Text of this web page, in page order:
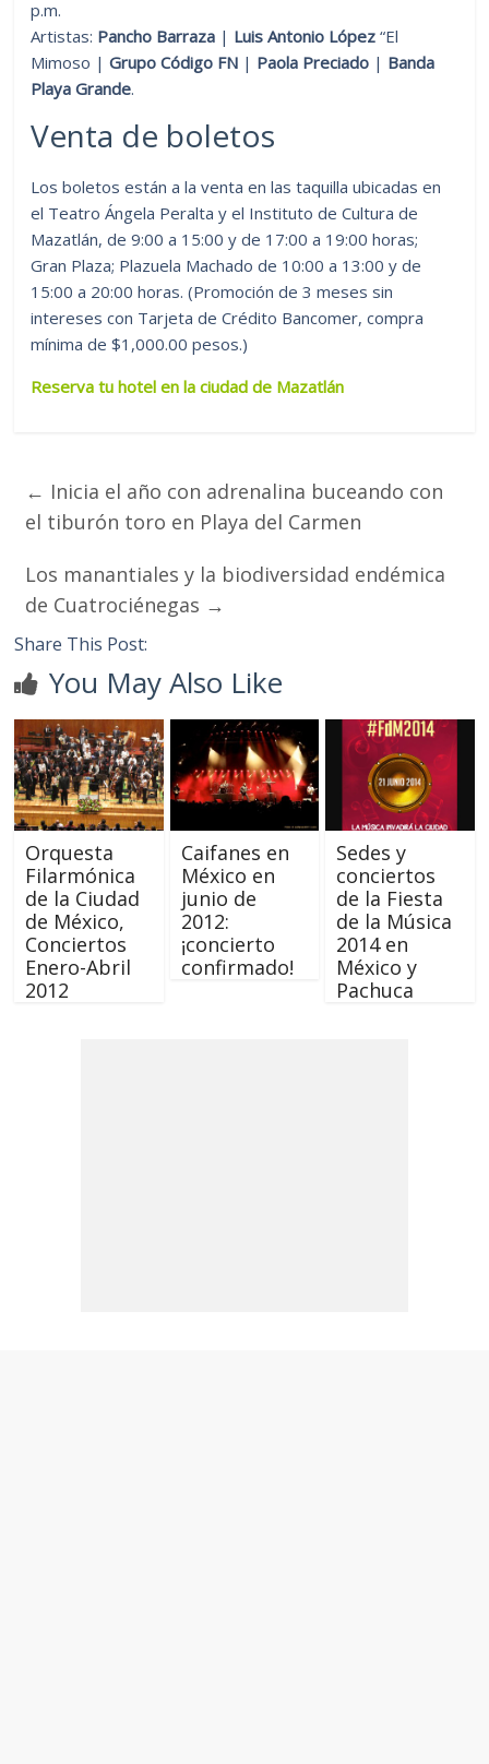
p.m.
Artistas: Pancho Barraza | Luis Antonio López “El
Mimoso |Grupo Código FN | Paola Preciado | Banda
Playa Grande.
Venta de boletos
Los boletos están a la venta en las taquilla ubicadas en
el Teatro Ángela Peralta y el Instituto de Cultura de
Mazatlán, de 9:00 a 15:00 y de 17:00 a 19:00 horas;
Gran Plaza; Plazuela Machado de 10:00 a 13:00 y de
15:00 a 20:00 horas. (Promoción de 3 meses sin
intereses con Tarjeta de Crédito Bancomer, compra
mínima de $1,000.00 pesos.)
Reserva tu hotel en la ciudad de Mazatlán
← Inicia el año con adrenalina buceando con
el tiburón toro en Playa del Carmen
Los manantiales y la biodiversidad endémica
de Cuatrociénegas →
Share This Post:
You May Also Like
Orquesta
Filarmónica
de la Ciudad
de México,
Conciertos
Enero-Abril
2012
Caifanes en
México en
junio de
2012:
¡concierto
confirmado!
Sedes y
conciertos
de la Fiesta
de la Música
2014 en
México y
Pachuca